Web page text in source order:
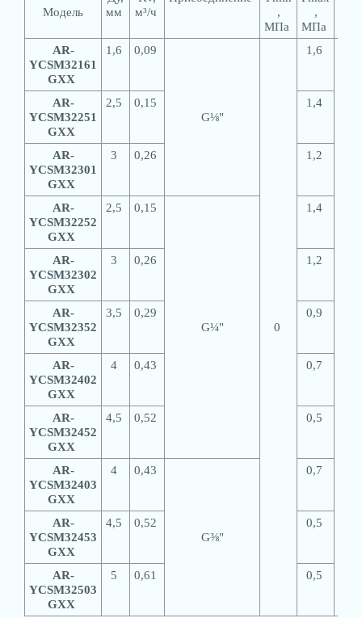
Модель
мм
м³/ч
,
МПа
,
МПа
AR-
YCSM32161
GXX
1,6 0,09
G⅛"
0
1,6
AR-
YCSM32251
GXX
2,5 0,15 1,4
AR-
YCSM32301
GXX
3 0,26 1,2
AR-
YCSM32252
GXX
2,5 0,15
G¼"
1,4
AR-
YCSM32302
GXX
3 0,26 1,2
AR-
YCSM32352
GXX
3,5 0,29 0,9
AR-
YCSM32402
GXX
4 0,43 0,7
AR-
YCSM32452
GXX
4,5 0,52 0,5
AR-
YCSM32403
GXX
4 0,43
G⅜"
0,7
AR-
YCSM32453
GXX
4,5 0,52 0,5
AR-
YCSM32503
GXX
5 0,61 0,5